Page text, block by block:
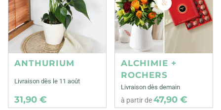
ANTHURIUM
Livraison dès le 11 août
31,90 €
ALCHIMIE +
ROCHERS
Livraison dès demain
à partir de47,90 €